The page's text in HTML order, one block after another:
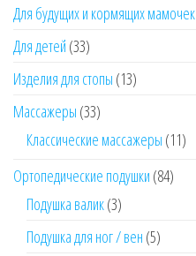
Для будущих и кормящих мамочек
Для детей 3333
товара
Изделия для стопы 1313
Массажеры 3333
товара
Классические массажеры 1111
Ортопедические подушки 8484
Подушка валик 33
товара
Подушка для ног / вен 55